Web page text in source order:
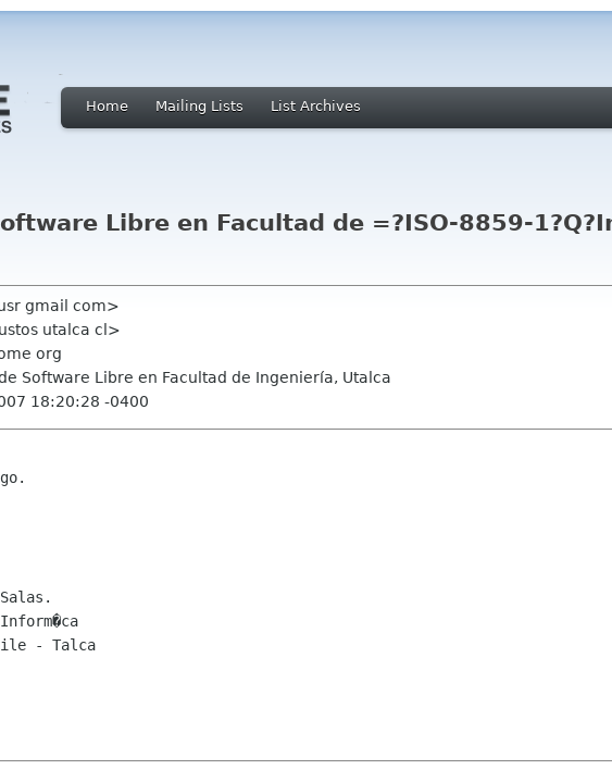
Home Mailing Lists List Archives
Libre en Facultad de =?ISO-8859-
gmail com>
utalca cl>
org
Software Libre en Facultad de Ingeniería, Utalca
18:20:28 -0400
- Talca